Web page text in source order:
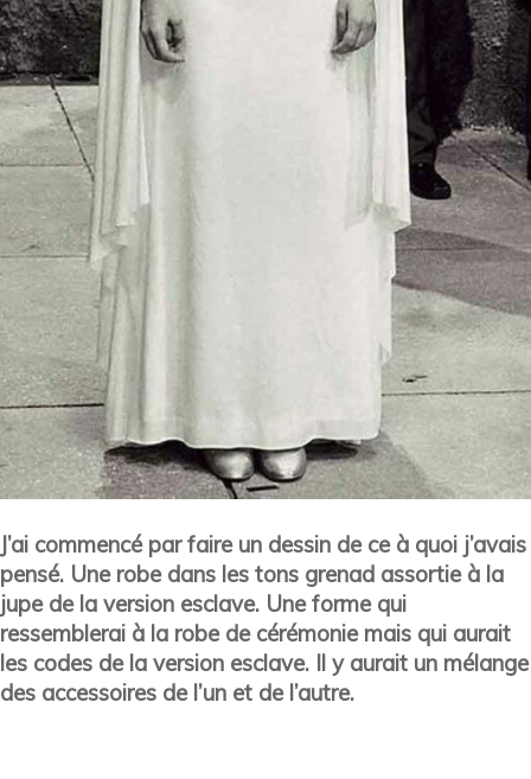
J’ai commencé par faire un dessin de ce à quoi j’avais
pensé. Une robe dans les tons grenad assortie à la
jupe de la version esclave. Une forme qui
ressemblerai à la robe de cérémonie mais qui aurait
les codes de la version esclave. Il y aurait un mélange
des accessoires de l’un et de l’autre.